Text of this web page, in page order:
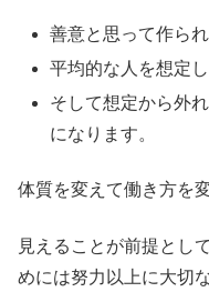
善意と思って作ら
平均的な人を想定し
そして想定から外
になります。
体質を変えて働き方を
見えることが前提とし
めには努力以上に大切